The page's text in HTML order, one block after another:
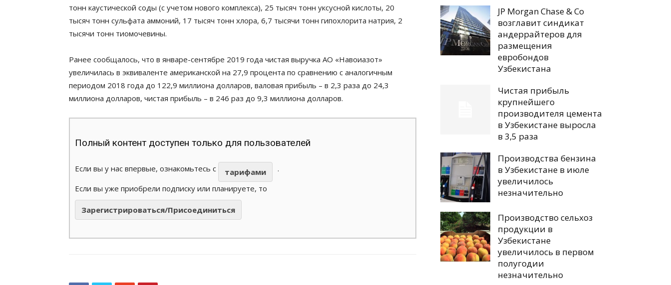
тонн каустической соды (с учетом нового комплекса), 25 тысяч тонн уксусной кислоты, 20
тысяч тонн сульфата аммоний, 17 тысяч тонн хлора, 6,7 тысячи тонн гипохлорита натрия, 2
тысячи тонн тиомочевины.
Ранее сообщалось, что в январе-сентябре 2019 года чистая выручка АО «Навоиазот»
увеличилась в эквиваленте американской на 27,9 процента по сравнению с аналогичным
периодом 2018 года до 122,9 миллиона долларов, валовая прибыль – в 2,3 раза до 24,3
миллиона долларов, чистая прибыль – в 246 раз до 9,3 миллиона долларов.
Полный контент доступен только для пользователей
Если вы у нас впервые, ознакомьтесь с тарифами
.
Если вы уже приобрели подписку или планируете, то
Зарегистрироваться/Присоединиться
JP Morgan Chase & Co
возглавит синдикат
андеррайтеров для
размещения
евробондов
Узбекистана
Чистая прибыль
крупнейшего
производителя цемента
в Узбекистане выросла
в 3,5 раза
Производства бензина
в Узбекистане в июле
увеличилось
незначительно
Производство сельхоз
продукции в
Узбекистане
увеличилось в первом
полугодии
незначительно